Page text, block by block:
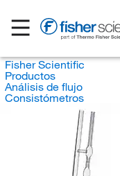
Fisher Scientific
Productos
Análisis de flujo
Consistómetros